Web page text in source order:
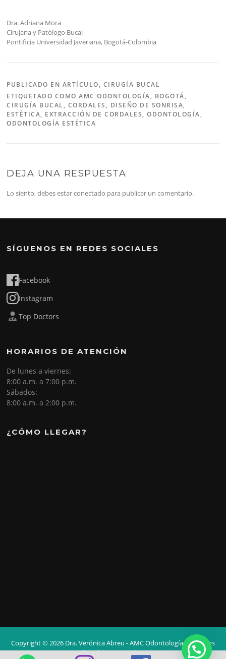
Dra. Adriana Mora
Cirujana y Patólogo Bucal
Pontificia Universidad Javeriana, Bogotá-Colombia
PUBLICADO EN ARTÍCULO, CIRUGÍA BUCAL
ETIQUETADO COMOAMC ODONTOLOGÍA, BOGOTÁ,
CIRUGÍA BUCAL , CORDALES , DISEÑO DE SONRISA,
ESTÉTICA, EXTRACCIÓN DE CORDALES,ODONTOLOGÍA,
ODONTOLOGÍA ESTÉTICA
DEJA UNA RESPUESTA
Lo siento, debes estarconectado para publicar un comentario.
SÍGUENOS EN REDES SOCIALES
Facebook
Instagram
Top Doctors
HORARIOS DE ATENCIÓN
De lunes a viernes:
8:00 a.m. a 7:00 p.m.
Sábados:
8:00 a.m. a 2:00 p.m.
¿CÓMO LLEGAR?
Copyright © 2026 Dra. Verónica Abreu - AMC Odontología. Todos los
derechos reservados.